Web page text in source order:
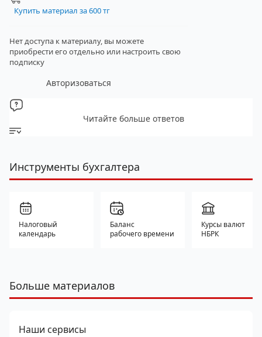
Купить материал за 600 тг
Нет доступа к материалу, вы можете
приобрести его отдельно или настроить свою
подписку
Авторизоваться
Читайте больше ответов
Инструменты бухгалтера
Налоговый
календарь
Баланс
рабочего времени
Курсы валют
НБРК
Больше материалов
Наши сервисы